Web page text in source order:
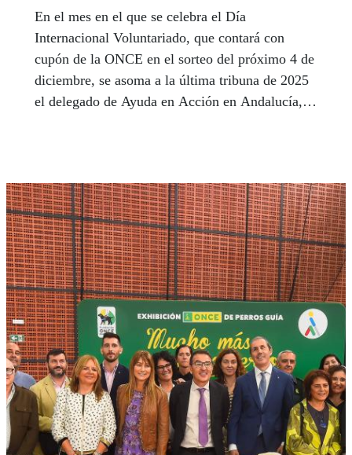
En el mes en el que se celebra el Día
Internacional Voluntariado, que contará con
cupón de la ONCE en el sorteo del próximo 4 de
diciembre, se asoma a la última tribuna de 2025
el delegado de Ayuda en Acción en Andalucía,
de la solidaridad para construir mundos y
sociedades mejores.